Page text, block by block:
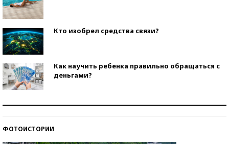
Кто изобрел средства связи?
Как научить ребенка правильно обращаться с
деньгами?
ФОТОИСТОРИИ